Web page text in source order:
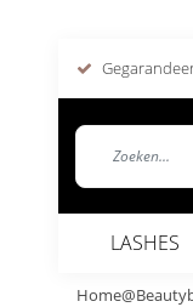
LASHES